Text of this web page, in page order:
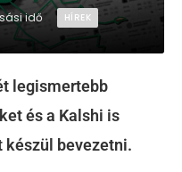
idő HÍREK
legismertebb
és a Kalshi is
készül bevezetni.